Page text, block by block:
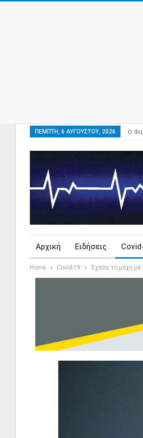
ΠΈΜΠΤΗ, 6 ΑΥΓΟΎΣΤΟΥ, 2026 Ο
Αρχική Ειδήσεις
Home Covid-19 Έχασε τη μάχη με